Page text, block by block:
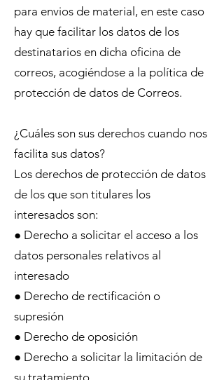
para envios de material, en este caso
hay que facilitar los datos de los
destinatarios en dicha oficina de
correos, acogiéndose a la política de
protección de datos de Correos.
¿Cuáles son sus derechos cuando nos
facilita sus datos?
Los derechos de protección de datos
de los que son titulares los
interesados son:
● Derecho a solicitar el acceso a los
datos personales relativos al
interesado
● Derecho de rectificación o
supresión
● Derecho de oposición
● Derecho a solicitar la limitación de
su tratamiento